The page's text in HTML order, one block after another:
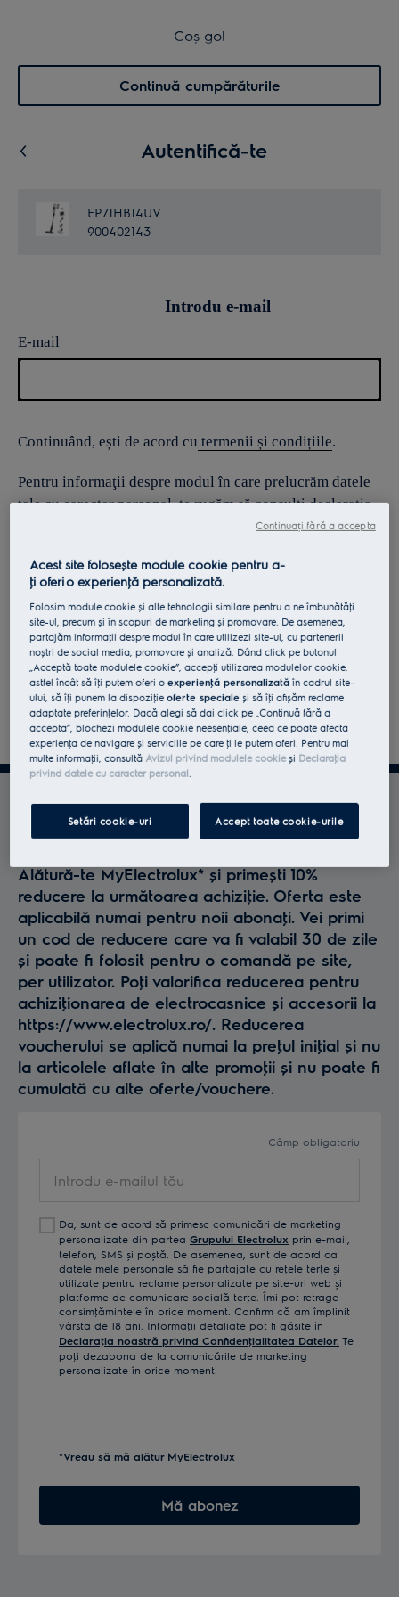
Menu 0
Coș de cumpărături
Coș gol
Continuă cumpărăturile
Autentifică-te
EP71HB14UV
900402143
Introdu e-mail
E-mail
Continuând, ești de acord cu termenii și condițiile.
Pentru informaţii despre modul în care prelucrăm datele
tale cu caracter personal, te rugăm să consulţi declaraţia
Profită la maxim de
Electrolux
Alătură-te MyElectrolux* și primești 10%
reducere la următoarea achiziţie. Oferta este
aplicabilă numai pentru noii abonaţi. Vei primi
un cod de reducere care va fi valabil 30 de zile
și poate fi folosit pentru o comandă pe site,
per utilizator. Poţi valorifica reducerea pentru
achiziţionarea de electrocasnice și accesorii la
https://www.electrolux.ro/. Reducerea
voucherului se aplică numai la preţul iniţial și nu
la articolele aflate în alte promoţii și nu poate fi
cumulată cu alte oferte/vouchere.
Câmp obligatoriu
Da, sunt de acord să primesc comunicări de marketing
personalizate din partea Grupului Electrolux prin e-mail,
telefon, SMS și poștă. De asemenea, sunt de acord ca
datele mele personale să fie partajate cu reţele terţe și
utilizate pentru reclame personalizate pe site-uri web și
platforme de comunicare socială terţe. Îmi pot retrage
consimţămintele în orice moment. Confirm că am împlinit
vârsta de 18 ani. Informaţii detaliate pot fi găsite în
Declaraţia noastră privind Confidenţialitatea Datelor. Te
poţi dezabona de la comunicările de marketing
personalizate în orice moment.
*Vreau să mă alătur MyElectrolux
Mă abonez
Acest site folosește module cookie pentru a-
ţi oferi o experienţă personalizată.
Folosim module cookie și alte tehnologii similare pentru a ne îmbunătăţi
site-ul, precum și în scopuri de marketing și promovare. De asemenea,
partajăm informaţii despre modul în care utilizezi site-ul, cu partenerii
noștri de social media, promovare și analiză. Dând click pe butonul
„Acceptă toate modulele cookie”, accepţi utilizarea modulelor cookie,
astfel încât să îţi putem oferi oexperienţă personalizată în cadrul site-
ului, să îţi punem la dispoziţieoferte speciale și să îţi afișăm reclame
adaptate preferinţelor. Dacă alegi să dai click pe „Continuă fără a
accepta”, blochezi modulele cookie neesenţiale, ceea ce poate afecta
experienţa de navigare și serviciile pe care ţi le putem oferi. Pentru mai
multe informaţii, consultă Avizul privind modulele cookieși Declaraţia
privind datele cu caracter personal.
Setări cookie-uri Accept toate cookie-urile
Continuați fără a accepta